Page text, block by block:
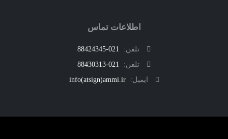
اطلاعات تماس
تلفن:
021-88424345
تلفن:
021-88430313
ایمیل:
info(atsign)ammi.ir